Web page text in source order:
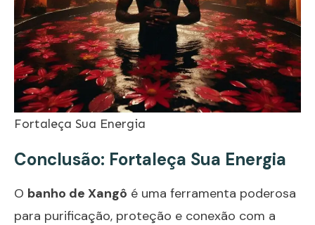
Fortaleça Sua Energia
Conclusão: Fortaleça Sua Energia
O banho de Xangô é uma ferramenta poderosa
para purificação, proteção e conexão com a